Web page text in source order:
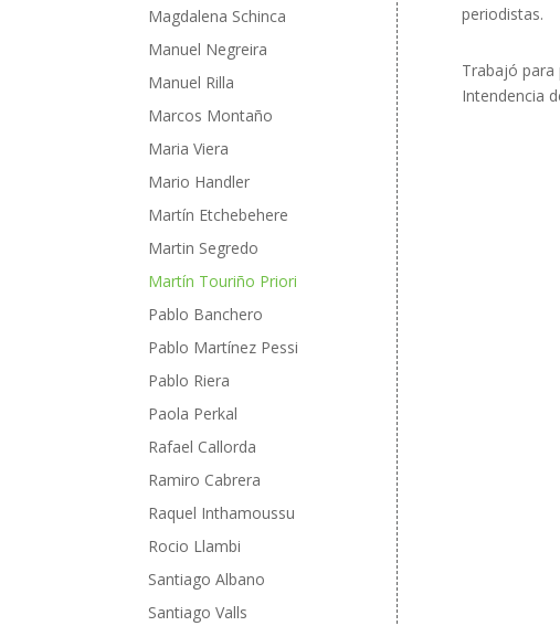
periodistas.
Trabajó para
Intendencia
Magdalena Schinca
Manuel Negreira
Manuel Rilla
Marcos Montaño
Maria Viera
Mario Handler
Martín Etchebehere
Martin Segredo
Martín Touriño Priori
Pablo Banchero
Pablo Martínez Pessi
Pablo Riera
Paola Perkal
Rafael Callorda
Ramiro Cabrera
Raquel Inthamoussu
Rocio Llambi
Santiago Albano
Santiago Valls